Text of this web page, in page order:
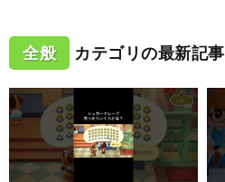
全般 カテゴリの最新記事